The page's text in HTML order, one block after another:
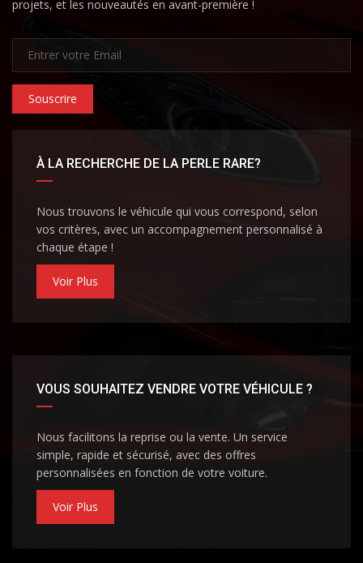
projets, et les nouveautés en avant-première !
Souscrire
À LA RECHERCHE DE LA PERLE RARE?
Nous trouvons le véhicule qui vous correspond, selon
vos critères, avec un accompagnement personnalisé à
chaque étape !
Voir Plus
VOUS SOUHAITEZ VENDRE VOTRE VÉHICULE ?
Nous facilitons la reprise ou la vente. Un service
simple, rapide et sécurisé, avec des offres
personnalisées en fonction de votre voiture.
Voir Plus